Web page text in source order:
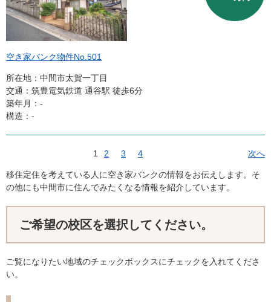
空き家バンク物件No.501
所在地：中間市太賀一丁目
交通：筑豊電気鉄道 通谷駅 徒歩6分
築年月：‐
構造：-
1 2 3 4 次へ
移住定住を考えている人に空き家バンクの情報をお伝えします。そ
の他にも中間市に住んでみたくなる情報を紹介しています。
ご希望の校区を選択してください。
ご覧になりたい地域のチェックボックスにチェックを入れてくださ
い。